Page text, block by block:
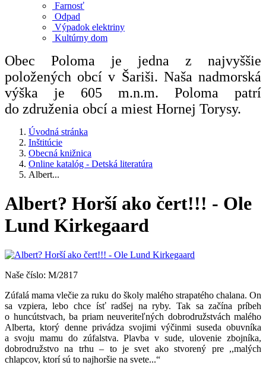
Farnosť
Odpad
Výpadok elektriny
Kultúrny dom
Obec Poloma je jedna z najvyššie
položených obcí v Šariši. Naša nadmorská
výška je 605 m.n.m. Poloma patrí
do združenia obcí a miest Hornej Torysy.
Úvodná stránka
Inštitúcie
Obecná knižnica
Online katalóg - Detská literatúra
Albert...
Albert? Horší ako čert!!! - Ole
Lund Kirkegaard
Naše číslo: M/2817
Zúfalá mama vlečie za ruku do školy malého strapatého chalana. On
sa vzpiera, lebo chce ísť radšej na ryby. Tak sa začína príbeh
o huncútstvach, ba priam neuveriteľných dobrodružstvách malého
Alberta, ktorý denne privádza svojimi výčinmi suseda obuvníka
a svoju mamu do zúfalstva. Plavba v sude, ulovenie zbojníka,
dobrodružstvo na trhu – to je svet ako stvorený pre ,,malých
chlapcov, ktorí sú to najhoršie na svete...“